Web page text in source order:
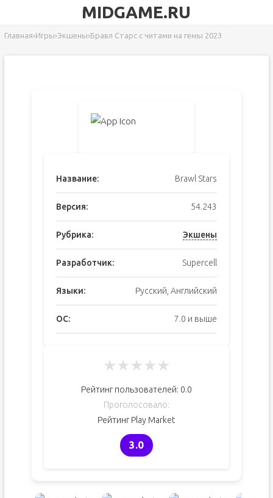
MIDGAME.RU
Главная›Игры›Экшены›Бравл Старс с читами на гемы 2023
Название: Brawl Stars
Версия: 54.243
Рубрика: Экшены
Разработчик: Supercell
Языки: Русский, Английский
ОС: 7.0 и выше
★★★★★
Рейтинг пользователей: 0.0
Проголосовало:
Рейтинг Play Market
3.0